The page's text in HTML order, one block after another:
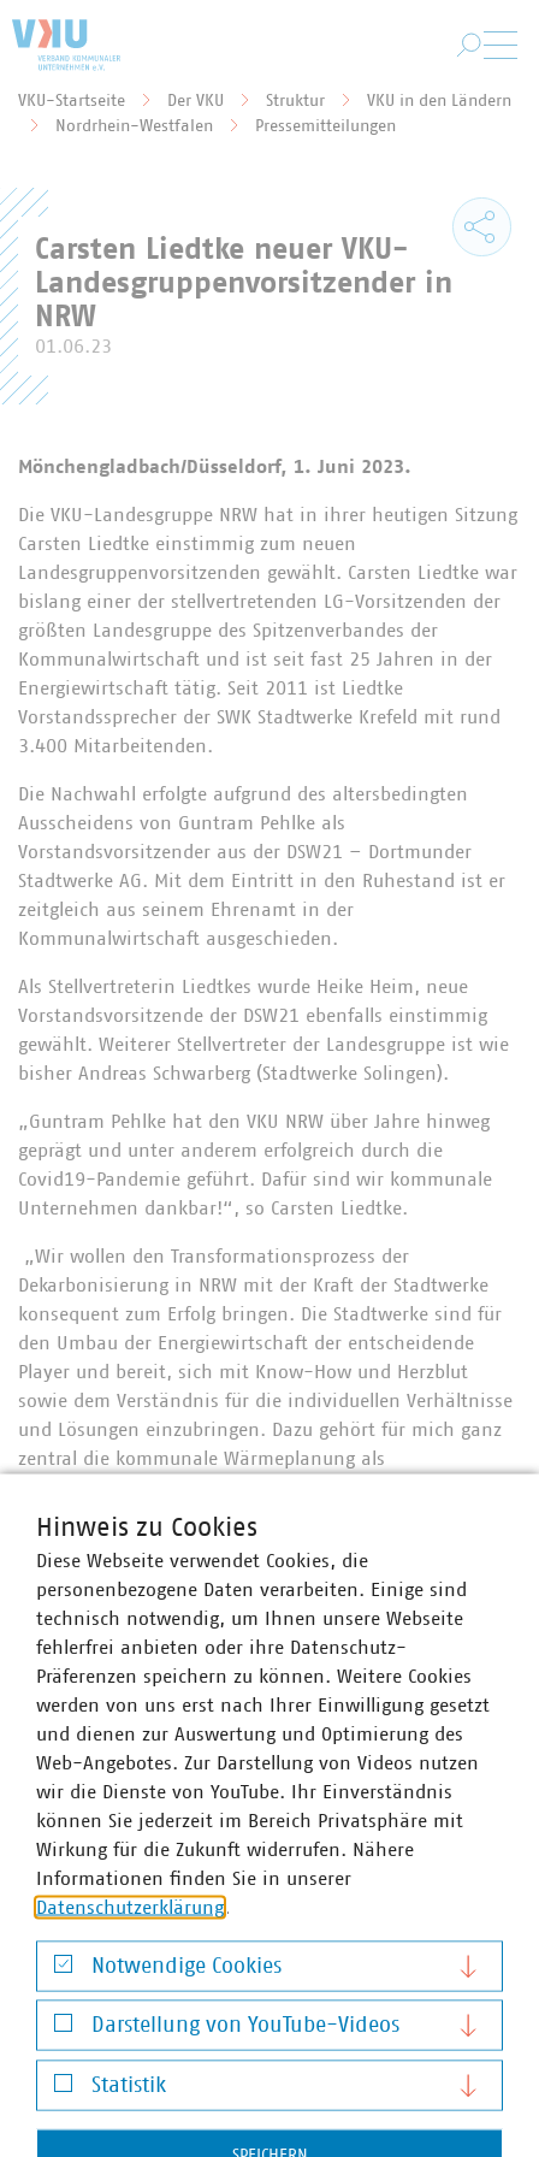
Sie befinden sich hier:
VKU-Startseite Der VKU Struktur
VKU in den Ländern
Nordrhein-Westfalen
Pressemitteilungen
Carsten Liedtke neuer VKU-
Landesgruppenvorsitzender in
NRW
01.06.23
Mönchengladbach/Düsseldorf, 1. Juni 2023.
Die VKU-Landesgruppe NRW hat in ihrer heutigen Sitzung
Carsten Liedtke einstimmig zum neuen
Landesgruppenvorsitzenden gewählt. Carsten Liedtke war
bislang einer der stellvertretenden LG-Vorsitzenden der
größten Landesgruppe des Spitzenverbandes der
Kommunalwirtschaft und ist seit fast 25 Jahren in der
Energiewirtschaft tätig. Seit 2011 ist Liedtke
Vorstandssprecher der SWK Stadtwerke Krefeld mit rund
3.400 Mitarbeitenden.
Die Nachwahl erfolgte aufgrund des altersbedingten
Ausscheidens von Guntram Pehlke als
Vorstandsvorsitzender aus der DSW21 – Dortmunder
Stadtwerke AG. Mit dem Eintritt in den Ruhestand ist er
zeitgleich aus seinem Ehrenamt in der
Kommunalwirtschaft ausgeschieden.
Als Stellvertreterin Liedtkes wurde Heike Heim, neue
Vorstandsvorsitzende der DSW21 ebenfalls einstimmig
gewählt. Weiterer Stellvertreter der Landesgruppe ist wie
bisher Andreas Schwarberg (Stadtwerke Solingen).
„Guntram Pehlke hat den VKU NRW über Jahre hinweg
geprägt und unter anderem erfolgreich durch die
Covid19-Pandemie geführt. Dafür sind wir kommunale
Unternehmen dankbar!“, so Carsten Liedtke.
„Wir wollen den Transformationsprozess der
Dekarbonisierung in NRW mit der Kraft der Stadtwerke
konsequent zum Erfolg bringen. Die Stadtwerke sind für
den Umbau der Energiewirtschaft der entscheidende
Player und bereit, sich mit Know-How und Herzblut
sowie dem Verständnis für die individuellen Verhältnisse
und Lösungen einzubringen. Dazu gehört für mich ganz
zentral die kommunale Wärmeplanung als
schnelle Ausbau der Erneuerbaren: Beides muss parallel
noch mehr Zeit verlieren. Das kann und wird jedoch nur
mit Bürgerinnen und Bürgern sowie den Städten und
Gemeinden gelingen“, so Liedtke. „Hier verstehen wir
Mitgliedsunternehmen ist der VKU NRW für die
nordrheinwestfälische Landesregierung konstruktiver und
streitbarer Partner auf Augenhöhe. Egal ob Wind,
Photovoltaik, Wärme, Wasserstoff, Wasser oder Abfall und
Menschen in unserem Land!“
Der Verband kommunaler Unternehmen e. V. (VKU)
vertritt über 1.500 Stadtwerke und
kommunalwirtschaftliche Unternehmen in den Bereichen
Energie, Wasser/Abwasser, Abfallwirtschaft sowie
Telekommunikation. In der Landesgruppe Nordrhein-
Westfalen sind 331 kommunale Unternehmen im VKU
organisiert. Die VKU-Mitgliedsunternehmen in
Nordrhein-Westfalen leisten jährlich Investitionen in
Höhe von über 3 Milliarden Euro, erwirtschaften einen
Hinweis zu Cookies
Diese Webseite verwendet Cookies, die
personenbezogene Daten verarbeiten. Einige sind
technisch notwendig, um Ihnen unsere Webseite
fehlerfrei anbieten oder ihre Datenschutz-
Präferenzen speichern zu können. Weitere Cookies
werden von uns erst nach Ihrer Einwilligung gesetzt
und dienen zur Auswertung und Optimierung des
Web-Angebotes. Zur Darstellung von Videos nutzen
wir die Dienste von YouTube. Ihr Einverständnis
können Sie jederzeit im Bereich Privatsphäre mit
Wirkung für die Zukunft widerrufen. Nähere
Informationen finden Sie in unserer
Datenschutzerklärung
Notwendige Cookies
Notwendige Cookies
Darstellung von YouTube-Videos
Darstellung von YouTube-Videos
Statistik
Statistik